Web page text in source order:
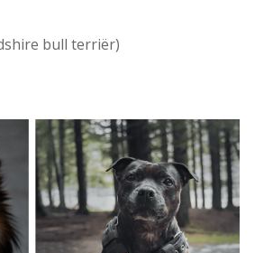
bull terriër)